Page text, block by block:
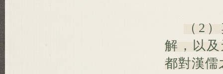
（2
解，以
都對漢儒